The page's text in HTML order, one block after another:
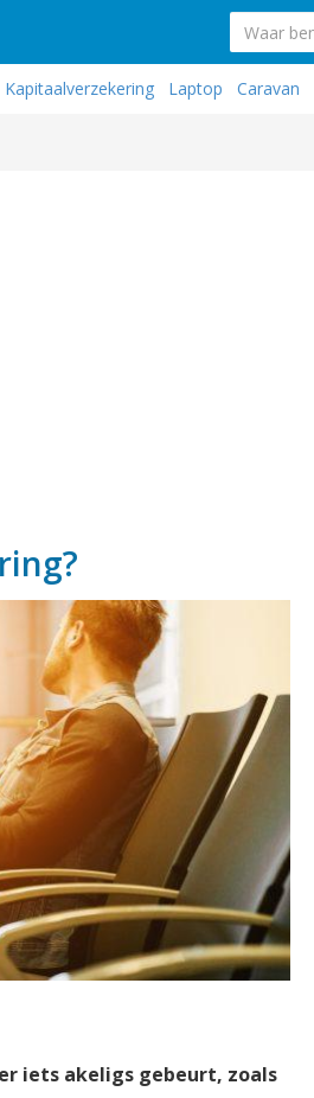
Kapitaalverzekering Laptop Caravan
iets akeligs gebeurt, zoals